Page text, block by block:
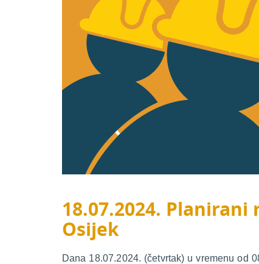
18.07.2024.
Osijek
Dana 18.07.2024. (četvrtak) u vremenu od